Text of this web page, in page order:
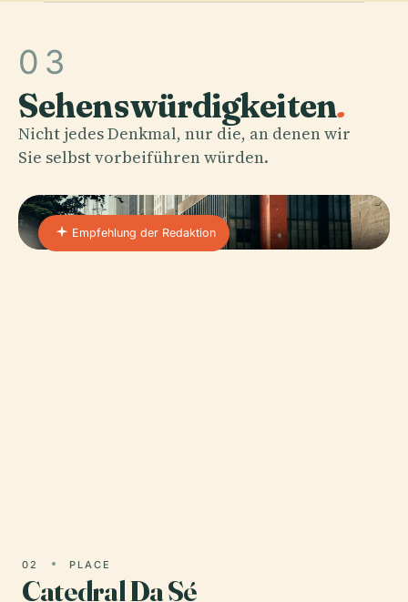
03
Sehenswürdigkeiten.
Nicht jedes Denkmal, nur die, an denen wir
Sie selbst vorbeiführen würden.
Empfehlung der Redaktion
02 PLACE
Catedral Da Sé